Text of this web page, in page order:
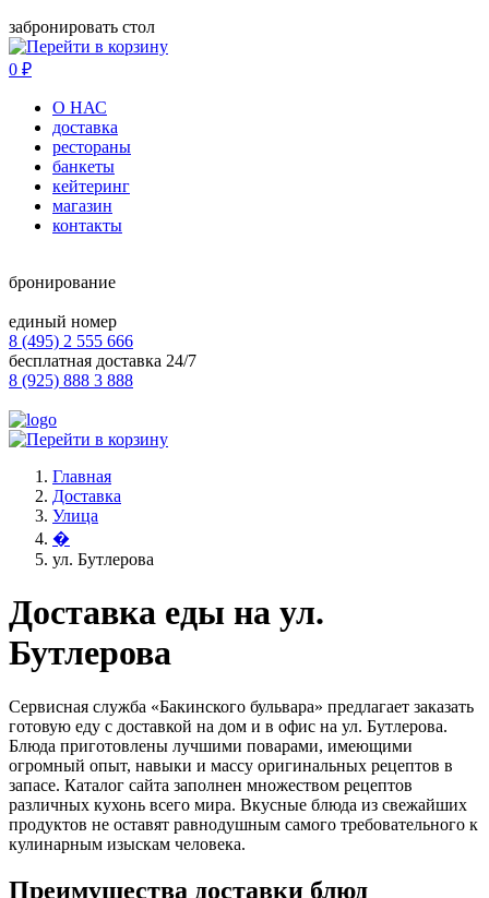
забронировать стол
0 ₽
О НАС
доставка
рестораны
банкеты
кейтеринг
магазин
контакты
бронирование
единый номер
8 (495) 2 555 666
бесплатная доставка 24/7
8 (925) 888 3 888
Главная
Доставка
Улица
�
ул. Бутлерова
Доставка еды на ул.
Бутлерова
Сервисная служба «Бакинского бульвара» предлагает заказать
готовую еду с доставкой на дом и в офис на ул. Бутлерова.
Блюда приготовлены лучшими поварами, имеющими
огромный опыт, навыки и массу оригинальных рецептов в
запасе. Каталог сайта заполнен множеством рецептов
различных кухонь всего мира. Вкусные блюда из свежайших
продуктов не оставят равнодушным самого требовательного к
кулинарным изыскам человека.
Преимущества доставки блюд